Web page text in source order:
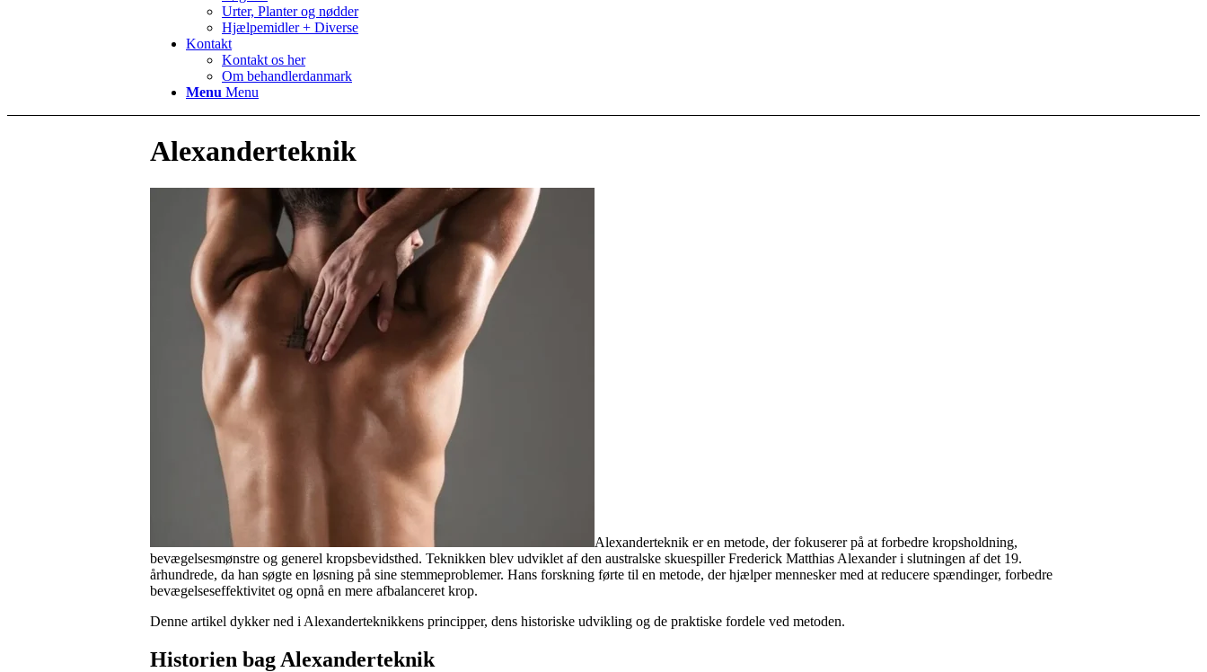
Urter, Planter og nødder
Hjælpemidler + Diverse
Kontakt
Kontakt os her
Om behandlerdanmark
Menu Menu
Alexanderteknik
Alexanderteknik er en metode, der fokuserer på at forbedre kropsholdning,
bevægelsesmønstre og generel kropsbevidsthed. Teknikken blev udviklet af den australske skuespiller Frederick Matthias Alexander i slutningen af det 19.
århundrede, da han søgte en løsning på sine stemmeproblemer. Hans forskning førte til en metode, der hjælper mennesker med at reducere spændinger, forbedre
bevægelseseffektivitet og opnå en mere afbalanceret krop.
Denne artikel dykker ned i Alexanderteknikkens principper, dens historiske udvikling og de praktiske fordele ved metoden.
Historien bag Alexanderteknik